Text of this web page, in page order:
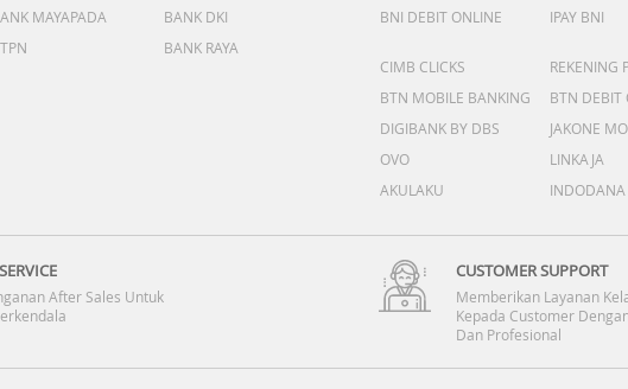
MAYAPADA
BANK DKI
BANK RAYA
BNI DEBIT ONLINE
IPAY BNI
CIMB CLICKS
REKENING
BTN MOBILE BANKING
BTN DEBIT
DIGIBANK BY DBS
JAKONE
OVO
LINKAJA
AKULAKU
INDODANA
After Sales Untuk
CUSTOMER SUPPORT
Memberikan Layanan
Kepada Customer
Dan Profesional